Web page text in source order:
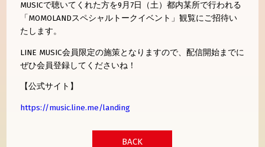
MUSICで聴いてくれた方を9月7日（土）都内某所で行われる
「 MOMOLANDスペシャルト ークイベント」観覧にご招待い
たします。
LINE MUSIC会員限定の施策となりますので、 配信開始までに
ぜひ会員登録してくださいね！
【公式サイト】
https://music.line.me/landing
BACK